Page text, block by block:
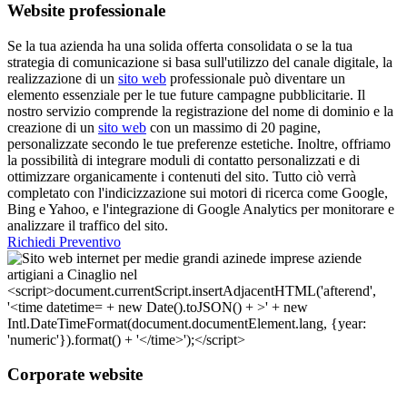
Website professionale
Se la tua azienda ha una solida offerta consolidata o se la tua
strategia di comunicazione si basa sull'utilizzo del canale digitale, la
realizzazione di un sito web professionale può diventare un
elemento essenziale per le tue future campagne pubblicitarie. Il
nostro servizio comprende la registrazione del nome di dominio e la
creazione di un sito web con un massimo di 20 pagine,
personalizzate secondo le tue preferenze estetiche. Inoltre, offriamo
la possibilità di integrare moduli di contatto personalizzati e di
ottimizzare organicamente i contenuti del sito. Tutto ciò verrà
completato con l'indicizzazione sui motori di ricerca come Google,
Bing e Yahoo, e l'integrazione di Google Analytics per monitorare e
analizzare il traffico del sito.
Richiedi Preventivo
Corporate website